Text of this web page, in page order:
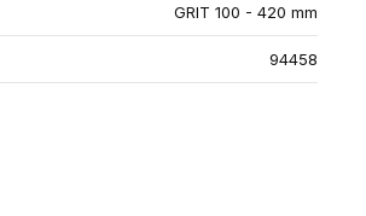
GRIT 100 - 420 mm
94458